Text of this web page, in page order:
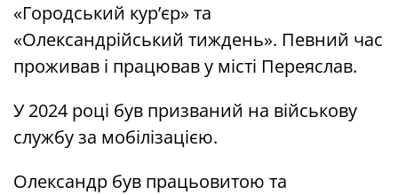
«Городський кур’єр» та
«Олександрійський тиждень». Певний час
проживав і працював у місті Переяслав.
У 2024 році був призваний на військову
службу за мобілізацією.
Олександр був працьовитою та